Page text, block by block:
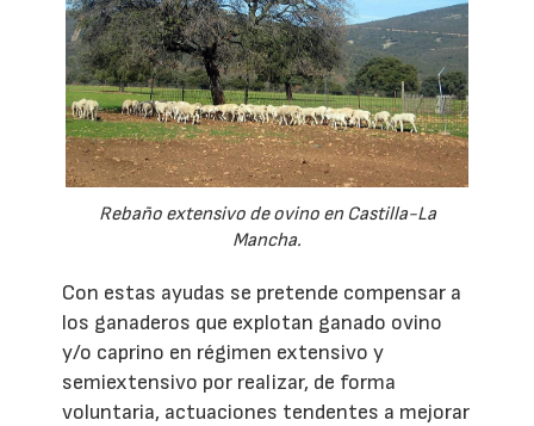
Rebaño extensivo de ovino en Castilla-La
Mancha.
Con estas ayudas se pretende compensar a
los ganaderos que explotan ganado ovino
y/o caprino en régimen extensivo y
semiextensivo por realizar, de forma
voluntaria, actuaciones tendentes a mejorar